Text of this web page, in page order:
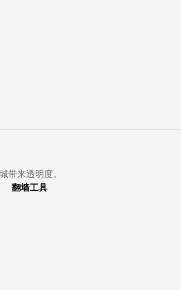
带来透明度。
翻墙工具